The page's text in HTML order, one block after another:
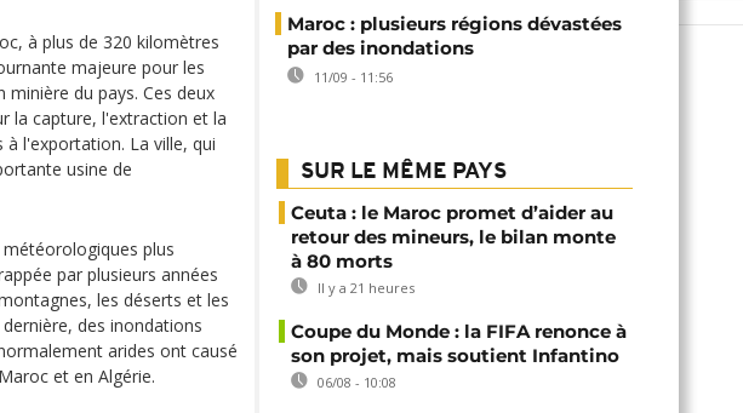
à plus de 320 kilomètres
majeure pour les
du pays. Ces deux
la capture, l'extraction et la
l'exportation. La ville, qui
usine de
plus
par plusieurs années
les déserts et les
des inondations
arides ont causé
et en Algérie.
Maroc : plusieurs régions dévastées
par des inondations
11/09 - 11:56
SUR LE MÊME PAYS
Ceuta : le Maroc promet d’aider au
retour des mineurs, le bilan monte
à 80 morts
Il y a 21 heures
Coupe du Monde : la FIFA renonce à
son projet, mais soutient Infantino
06/08 - 10:08